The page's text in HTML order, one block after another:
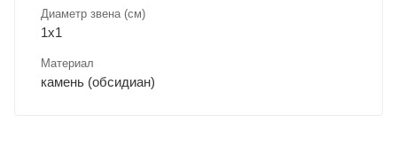
Диаметр звена (см)
1х1
Материал
камень (обсидиан)